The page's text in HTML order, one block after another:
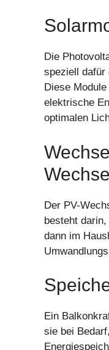
Die
speziell dafür
Diese
elektrische
optimalen
Der PV-
besteht
dann im
Ein
sie bei